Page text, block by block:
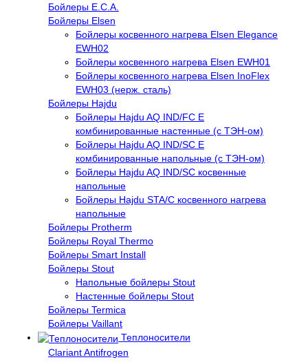
Бойлеры E.C.A.
Бойлеры Elsen
Бойлеры косвенного нагрева Elsen Elegance
EWH02
Бойлеры косвенного нагрева Elsen EWH01
Бойлеры косвенного нагрева Elsen InoFlex
EWH03 (нерж. сталь)
Бойлеры Hajdu
Бойлеры Hajdu AQ IND/FC E
комбинированные настенные (с ТЭН-ом)
Бойлеры Hajdu AQ IND/SC E
комбинированные напольные (с ТЭН-ом)
Бойлеры Hajdu AQ IND/SC косвенные
напольные
Бойлеры Hajdu STA/C косвенного нагрева
напольные
Бойлеры Protherm
Бойлеры Royal Thermo
Бойлеры Smart Install
Бойлеры Stout
Напольные бойлеры Stout
Настенные бойлеры Stout
Бойлеры Termica
Бойлеры Vaillant
Теплоносители
Clariant Antifrogen